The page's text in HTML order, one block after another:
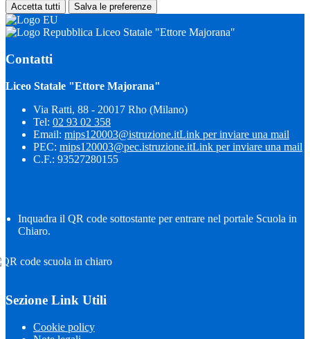
Accetta tutti Salva le preferenze
Liceo Statale "Ettore Majorana"
Contatti
Liceo Statale "Ettore Majorana"
Via Ratti, 88 - 20017 Rho (Milano)
Tel: 02 93 02 358
Email: mips120003@istruzione.itLink per inviare una mail
PEC: mips120003@pec.istruzione.itLink per inviare una mail
C.F.: 93527280155
Inquadra il QR code sottostante per entrare nel portale Scuola in
Chiaro.
Sezione Link Utili
Cookie policy